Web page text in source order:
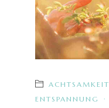
ACHTSAMKEIT
ENTSPANNUNG
·